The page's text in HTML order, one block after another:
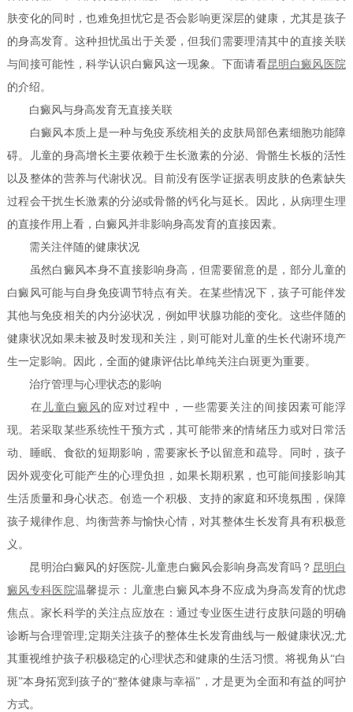
肤变化的同时，也难免担忧它是否会影响更深层的健康，尤其是孩子
的身高发育。这种担忧虽出于关爱，但我们需要理清其中的直接关联
与间接可能性，科学认识白癜风这一现象。下面请看昆明白癜风医院
的介绍。
白癜风与身高发育无直接关联
白癜风本质上是一种与免疫系统相关的皮肤局部色素细胞功能障
碍。儿童的身高增长主要依赖于生长激素的分泌、骨骼生长板的活性
以及整体的营养与代谢状况。目前没有医学证据表明皮肤的色素缺失
过程会干扰生长激素的分泌或骨骼的钙化与延长。因此，从病理生理
的直接作用上看，白癜风并非影响身高发育的直接因素。
需关注伴随的健康状况
虽然白癜风本身不直接影响身高，但需要留意的是，部分儿童的
白癜风可能与自身免疫调节特点有关。在某些情况下，孩子可能伴发
其他与免疫相关的内分泌状况，例如甲状腺功能的变化。这些伴随的
健康状况如果未被及时发现和关注，则可能对儿童的生长代谢环境产
生一定影响。因此，全面的健康评估比单纯关注白斑更为重要。
治疗管理与心理状态的影响
在 儿童白癜风的应对过程中，一些需要关注的间接因素可能浮
现。若采取某些系统性干预方式，其可能带来的情绪压力或对日常活
动、睡眠、食欲的短期影响，需要家长予以留意和疏导。同时，孩子
因外观变化可能产生的心理负担，如果长期积累，也可能间接影响其
生活质量和身心状态。创造一个积极、支持的家庭和环境氛围，保障
孩子规律作息、均衡营养与愉快心情，对其整体生长发育具有积极意
义。
昆明治白癜风的好医院-儿童患白癜风会影响身高发育吗？ 昆明白
癜风专科医院温馨提示：儿童患白癜风本身不应成为身高发育的忧虑
焦点。家长科学的关注点应放在：通过专业医生进行皮肤问题的明确
诊断与合理管理;定期关注孩子的整体生长发育曲线与一般健康状况;尤
其重视维护孩子积极稳定的心理状态和健康的生活习惯。将视角从“白
斑”本身拓宽到孩子的“整体健康与幸福”，才是更为全面和有益的呵护
方式。